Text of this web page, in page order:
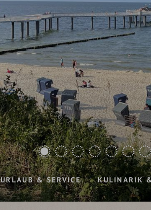
URLAUB & SERVICE KULINARIK